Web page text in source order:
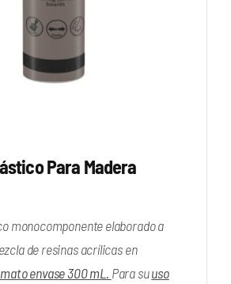
Para Madera
monocomponente elaborado a
de resinas acrílicas en
envase 300 mL. Para suuso